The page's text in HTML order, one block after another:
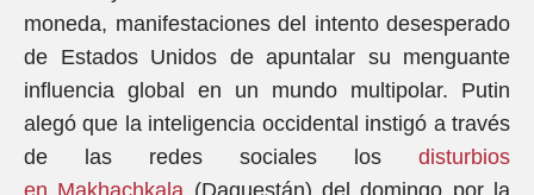
moneda, manifestaciones del intento desesperado
de Estados Unidos de apuntalar su menguante
influencia global en un mundo multipolar. Putin
alegó que la inteligencia occidental instigó a través
de las redes sociales los disturbios
en Makhachkala (Daguestán) del domingo por la